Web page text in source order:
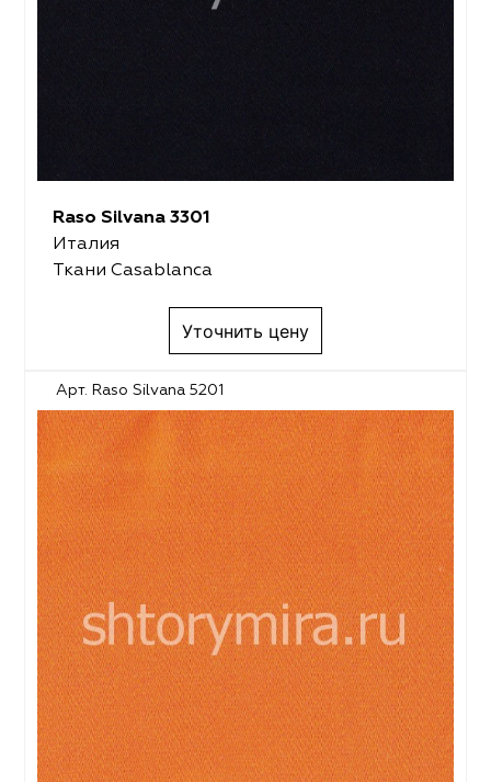
Raso Silvana 3301
Италия
Ткани Casablanca
Уточнить цену
Арт. Raso Silvana 5201